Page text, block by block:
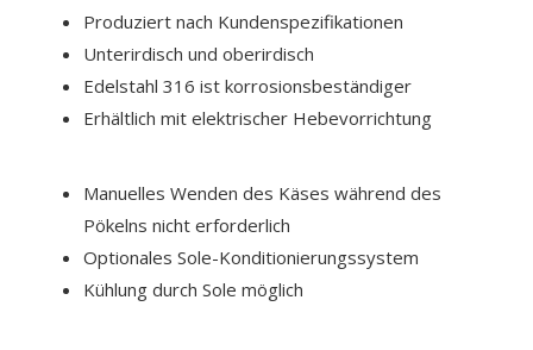
Produziert nach Kundenspezifikationen
Unterirdisch und oberirdisch
Edelstahl 316 ist korrosionsbeständiger
Erhältlich mit elektrischer Hebevorrichtung
Manuelles Wenden des Käses während des
Pökelns nicht erforderlich
Optionales Sole-Konditionierungssystem
Kühlung durch Sole möglich